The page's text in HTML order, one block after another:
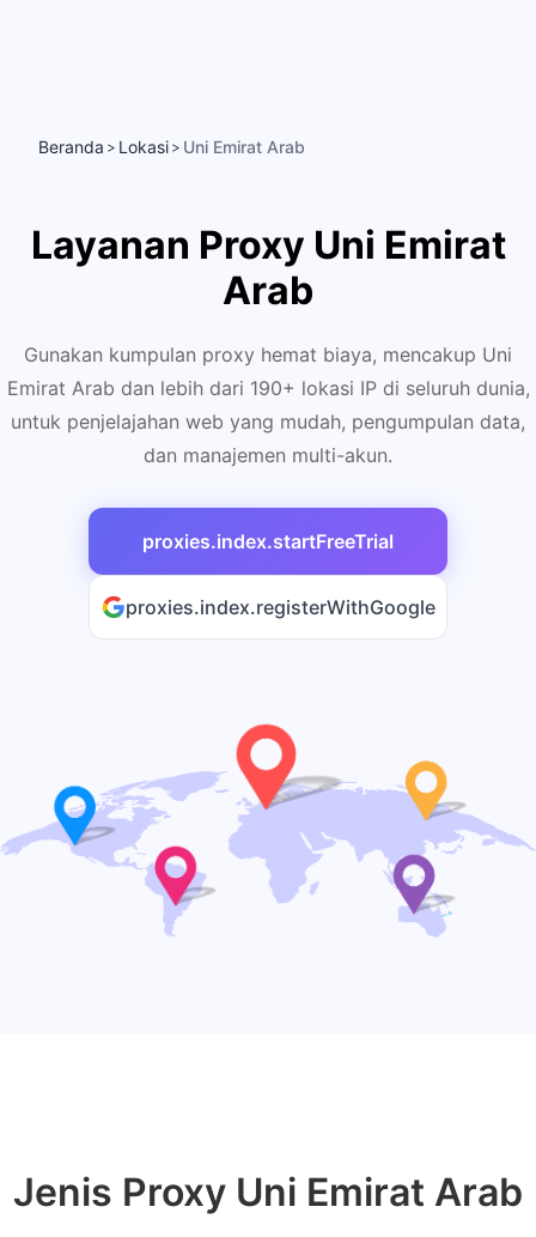
Beranda > Lokasi > Uni Emirat Arab
Layanan Proxy Uni Emirat
Arab
Gunakan kumpulan proxy hemat biaya, mencakup Uni
Emirat Arab dan lebih dari 190+ lokasi IP di seluruh dunia,
untuk penjelajahan web yang mudah, pengumpulan data,
dan manajemen multi-akun.
proxies.index.startFreeTrial
proxies.index.registerWithGoogle
Jenis Proxy Uni Emirat Arab